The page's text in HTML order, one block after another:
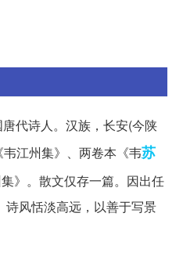
代诗人。汉族，长安(今陕
江州集》、两卷本《韦苏
》。散文仅存一篇。因出任
诗风恬淡高远，以善于写景